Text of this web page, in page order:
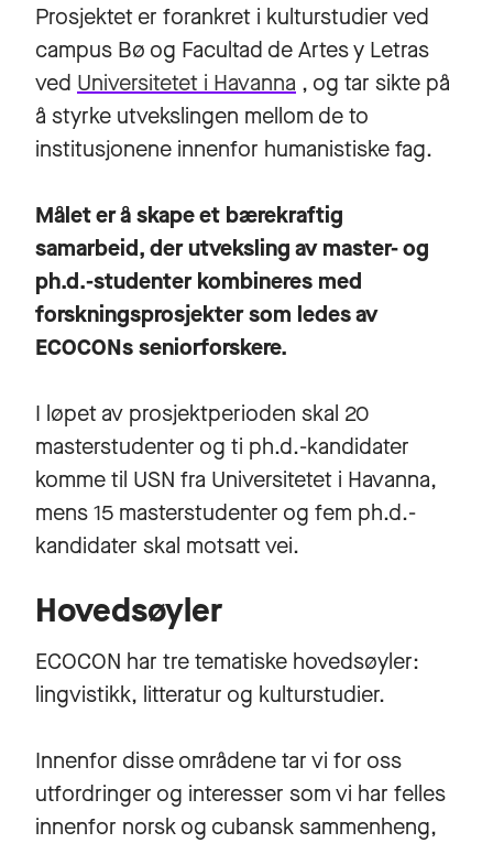
Prosjektet er forankret i kulturstudier ved
campus Bø og Facultad de Artes y Letras
ved Universitetet i Havanna , og tar sikte på
å styrke utvekslingen mellom de to
institusjonene innenfor humanistiske fag.
Målet er å skape et bærekraftig
samarbeid, der utveksling av master- og
ph.d.-studenter kombineres med
forskningsprosjekter som ledes av
ECOCONs seniorforskere.
I løpet av prosjektperioden skal 20
masterstudenter og ti ph.d.-kandidater
komme til USN fra Universitetet i Havanna,
mens 15 masterstudenter og fem ph.d.-
kandidater skal motsatt vei.
Hovedsøyler
ECOCON har tre tematiske hovedsøyler:
lingvistikk, litteratur og kulturstudier.
Innenfor disse områdene tar vi for oss
utfordringer og interesser som vi har felles
innenfor norsk og cubansk sammenheng,